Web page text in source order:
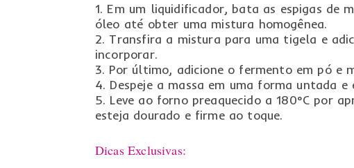
1. Em um liquidificador, bata as espigas de
óleo até obter uma mistura homogênea.
2. Transfira a mistura para uma tigela e
incorporar.
3. Por último, adicione o fermento em pó e
4. Despeje a massa em uma forma untada e
5. Leve ao forno preaquecido a 180°C por
esteja dourado e firme ao toque.
Dicas Exclusivas: